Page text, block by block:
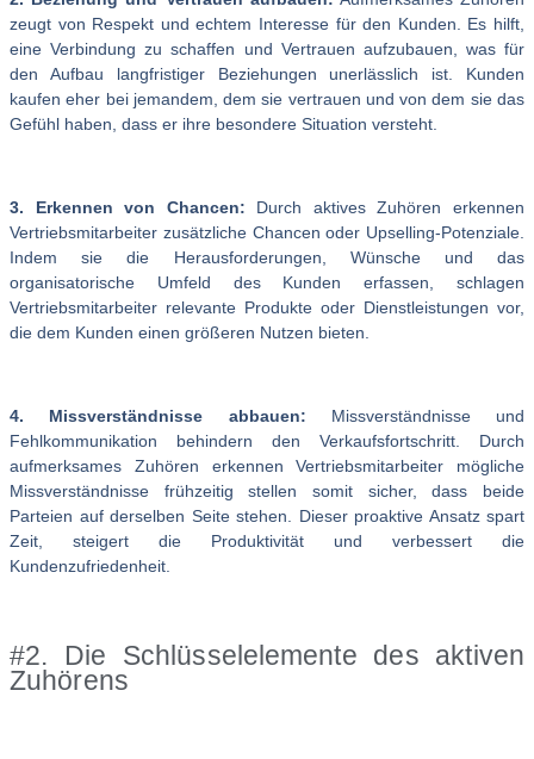
zeugt von Respekt und echtem Interesse für den Kunden. Es hilft,
eine Verbindung zu schaffen und Vertrauen aufzubauen, was für
den Aufbau langfristiger Beziehungen unerlässlich ist. Kunden
kaufen eher bei jemandem, dem sie vertrauen und von dem sie das
Gefühl haben, dass er ihre besondere Situation versteht.
3. Erkennen von Chancen: Durch aktives Zuhören erkennen
Vertriebsmitarbeiter zusätzliche Chancen oder Upselling-Potenziale.
Indem sie die Herausforderungen, Wünsche und das
organisatorische Umfeld des Kunden erfassen, schlagen
Vertriebsmitarbeiter relevante Produkte oder Dienstleistungen vor,
die dem Kunden einen größeren Nutzen bieten.
4. Missverständnisse abbauen: Missverständnisse und
Fehlkommunikation behindern den Verkaufsfortschritt. Durch
aufmerksames Zuhören erkennen Vertriebsmitarbeiter mögliche
Missverständnisse frühzeitig stellen somit sicher, dass beide
Parteien auf derselben Seite stehen. Dieser proaktive Ansatz spart
Zeit, steigert die Produktivität und verbessert die
Kundenzufriedenheit.
#2. Die Schlüsselelemente des aktiven
Zuhörens